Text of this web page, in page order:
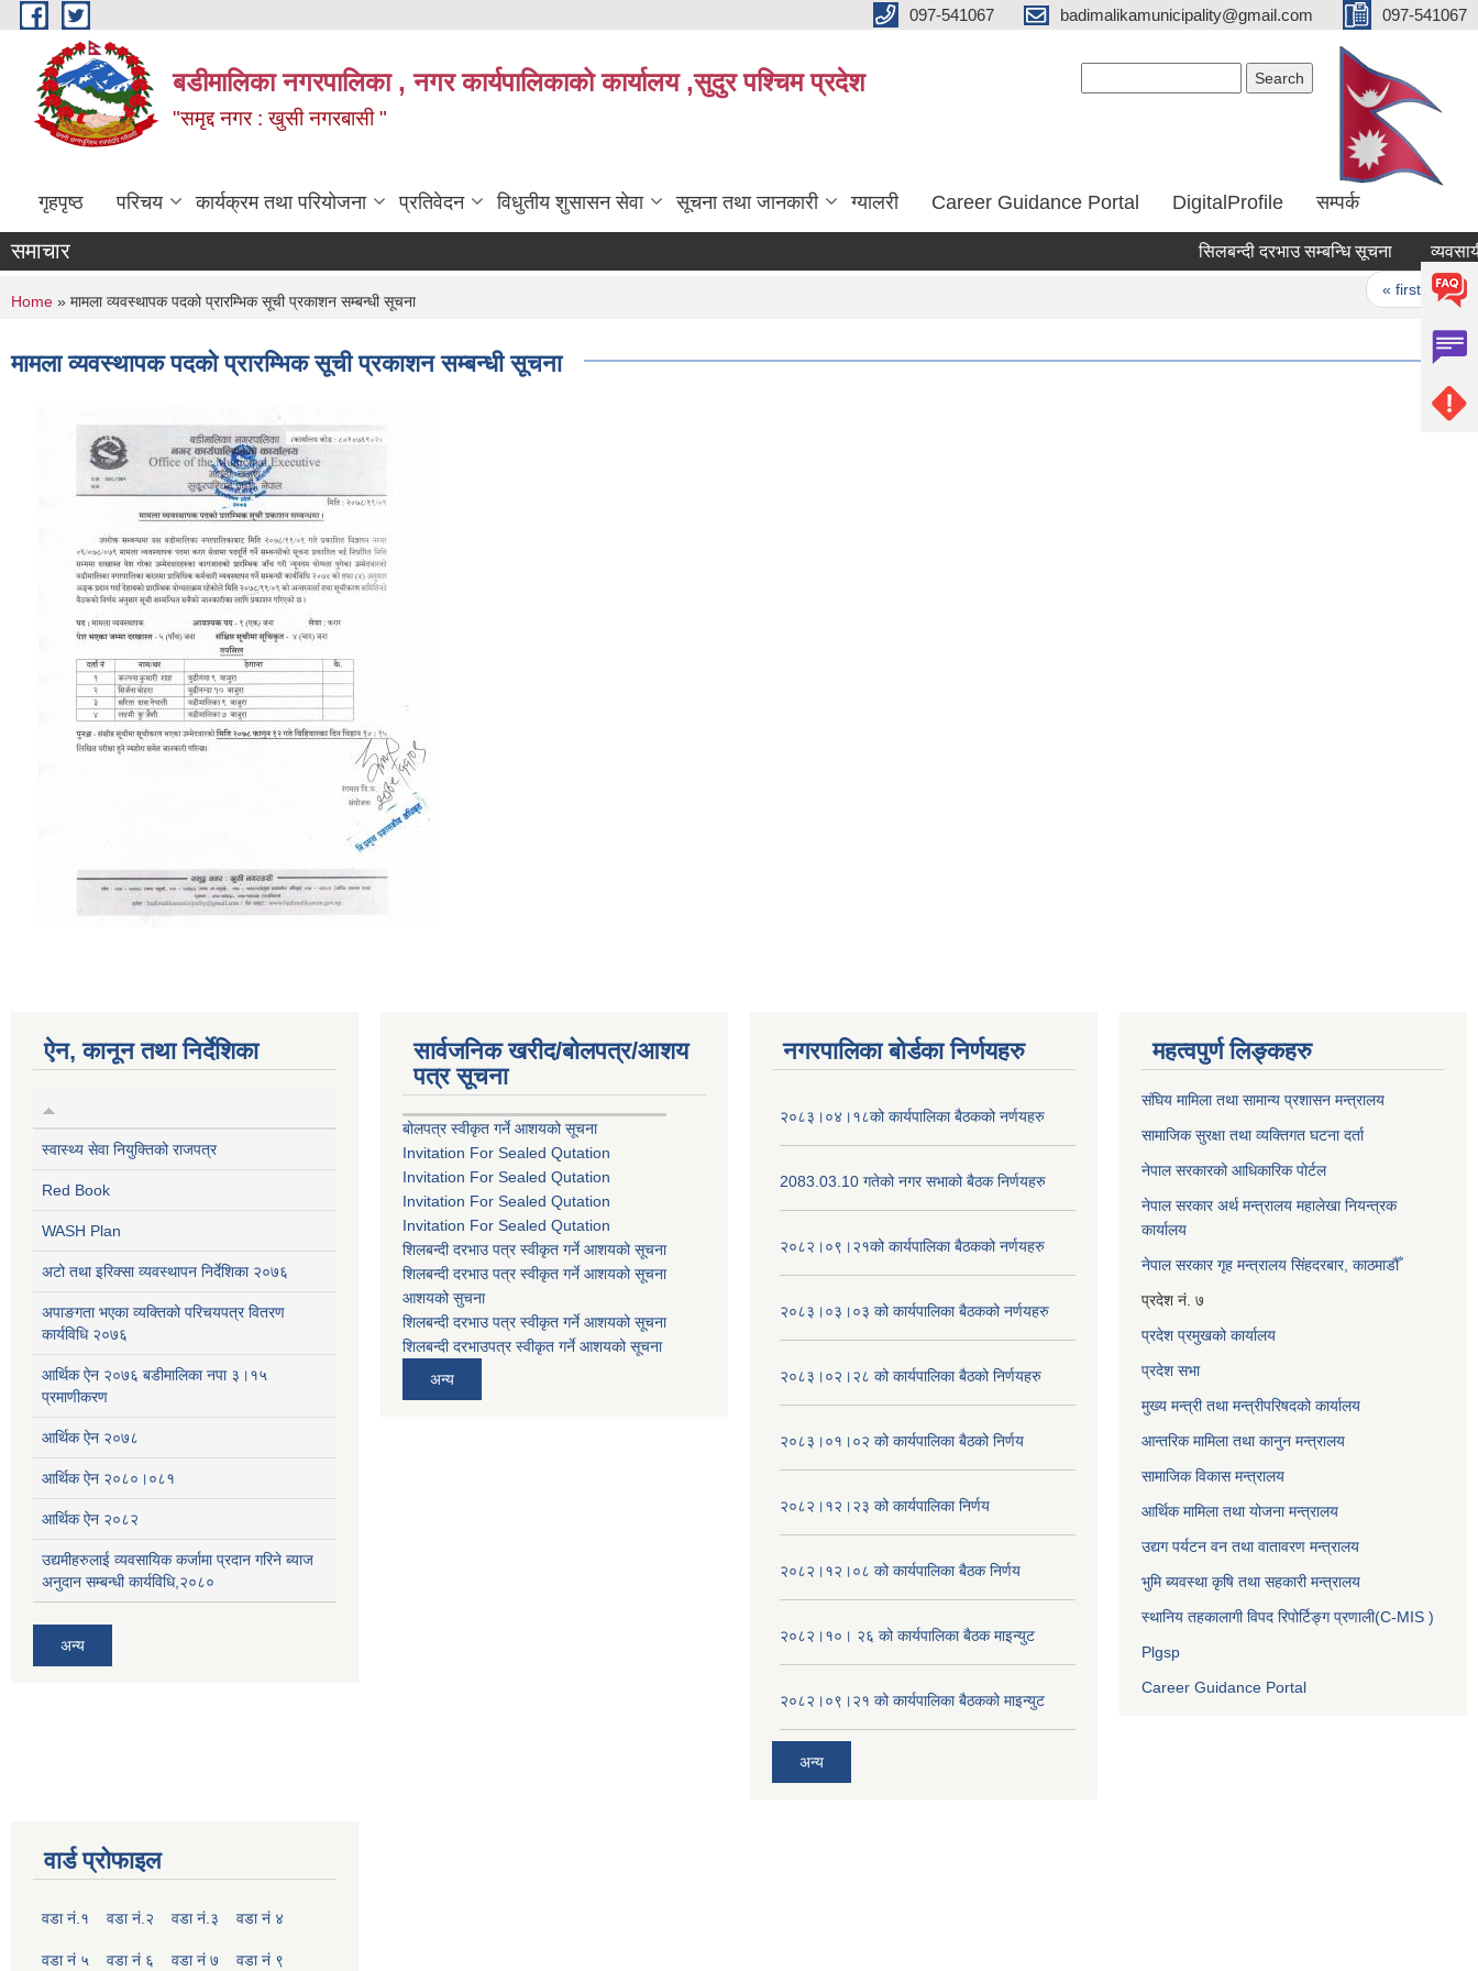
Skip to main content 097-541067 badimalikamunicipality@gmail.com 097-541067
बडीमालिका नगरपालिका , नगर कार्यपालिकाको कार्यालय ,सुदुर पश्चिम प्रदेश
"समृद्द नगर : खुसी नगरबासी "
गृहपृष्ठ परिचय कार्यक्रम तथा परियोजना प्रतिवेदन विधुतीय शुसासन सेवा सूचना तथा जानकारी ग्यालरी Career Guidance Portal DigitalProfile सम्पर्क
समाचार सिलबन्दी दरभाउ सम्बन्धि सूचना
« first ‹
You are here
Home » मामला व्यवस्थापक पदको प्रारम्भिक सूची प्रकाशन सम्बन्धी सूचना
मामला व्यवस्थापक पदको प्रारम्भिक सूची प्रकाशन सम्बन्धी सूचना
ऐन, कानून तथा निर्देशिका
स्वास्थ्य सेवा नियुक्तिको राजपत्र
Red Book
WASH Plan
अटो तथा इरिक्सा व्यवस्थापन निर्देशिका २०७६
अपाङगता भएका व्यक्तिको परिचयपत्र वितरण
कार्यविधि २०७६
आर्थिक ऐन २०७६ बडीमालिका नपा ३।१५
प्रमाणीकरण
आर्थिक ऐन २०७८
आर्थिक ऐन २०८०।०८१
आर्थिक ऐन २०८२
उद्यमीहरुलाई व्यवसायिक कर्जामा प्रदान गरिने ब्याज
अनुदान सम्बन्धी कार्यविधि,२०८०
अन्य
सार्वजनिक खरीद/बोलपत्र/आशय
पत्र सूचना
बोलपत्र स्वीकृत गर्ने आशयको सूचना
Invitation For Sealed Qutation
Invitation For Sealed Qutation
Invitation For Sealed Qutation
Invitation For Sealed Qutation
शिलबन्दी दरभाउ पत्र स्वीकृत गर्ने आशयको सूचना
शिलबन्दी दरभाउ पत्र स्वीकृत गर्ने आशयको सूचना
आशयको सुचना
शिलबन्दी दरभाउ पत्र स्वीकृत गर्ने आशयको सूचना
शिलबन्दी दरभाउपत्र स्वीकृत गर्ने आशयको सूचना
अन्य
नगरपालिका बोर्डका निर्णयहरु
२०८३।०४।१८को कार्यपालिका बैठकको नर्णयहरु
2083.03.10 गतेको नगर सभाको बैठक निर्णयहरु
२०८२।०९।२१को कार्यपालिका बैठकको नर्णयहरु
२०८३।०३।०३ को कार्यपालिका बैठकको नर्णयहरु
२०८३।०२।२८ को कार्यपालिका बैठको निर्णयहरु
२०८३।०१।०२ को कार्यपालिका बैठको निर्णय
२०८२।१२।२३ को कार्यपालिका निर्णय
२०८२।१२।०८ को कार्यपालिका बैठक निर्णय
२०८२।१०। २६ को कार्यपालिका बैठक माइन्युट
२०८२।०९।२१ को कार्यपालिका बैठकको माइन्युट
अन्य
महत्वपुर्ण लिङ्कहरु
संघिय मामिला तथा सामान्य प्रशासन मन्त्रालय
सामाजिक सुरक्षा तथा व्यक्तिगत घटना दर्ता
नेपाल सरकारको आधिकारिक पोर्टल
नेपाल सरकार अर्थ मन्त्रालय महालेखा नियन्त्रक
कार्यालय
नेपाल सरकार गृह मन्त्रालय सिंहदरबार, काठमाडौँ
प्रदेश नं. ७
प्रदेश प्रमुखको कार्यालय
प्रदेश सभा
मुख्य मन्त्री तथा मन्त्रीपरिषदको कार्यालय
आन्तरिक मामिला तथा कानुन मन्त्रालय
सामाजिक विकास मन्त्रालय
आर्थिक मामिला तथा योजना मन्त्रालय
उद्यग पर्यटन वन तथा वातावरण मन्त्रालय
भुमि ब्यवस्था कृषि तथा सहकारी मन्त्रालय
स्थानिय तहकालागी विपद रिपोर्टिङ्ग प्रणाली(C-MIS )
Plgsp
Career Guidance Portal
वार्ड प्रोफाइल
वडा नं.१ वडा नं.२ वडा नं.३ वडा नं ४
वडा नं ५ वडा नं ६ वडा नं ७ वडा नं ९